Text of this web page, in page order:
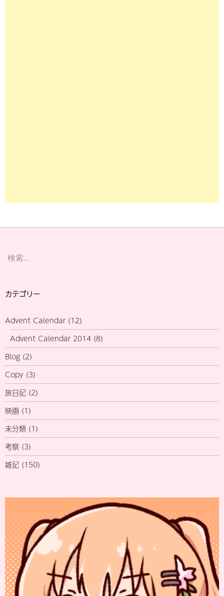
検
索:
カテゴリー
Advent Calendar (12)
Advent Calendar 2014 (8)
Blog (2)
Copy (3)
旅日記 (2)
映画 (1)
未分類 (1)
考察 (3)
雑記 (150)